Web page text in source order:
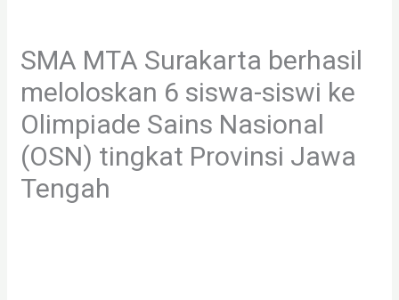
SMA MTA Surakarta berhasil
meloloskan 6 siswa-siswi ke
Olimpiade Sains Nasional
(OSN) tingkat Provinsi Jawa
Tengah